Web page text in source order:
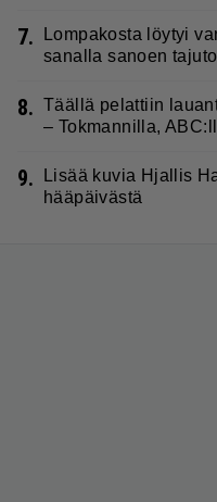
7.
Lompakosta löytyi
sanalla sanoen
8. Täällä pelattiin
– Tokmannilla,
9.
Lisää kuvia Hjallis
hääpäivästä